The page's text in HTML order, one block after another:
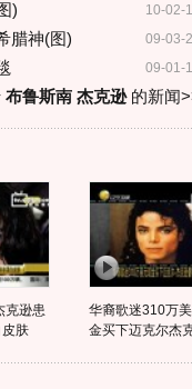
10-02-
)
09-03-
腊神(图)
09-01-
布鲁斯南 杰克逊的新闻
克逊患
肤
华裔歌迷310万
金买下迈克尔杰